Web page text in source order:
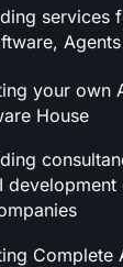
services
your own
House
development
Complete